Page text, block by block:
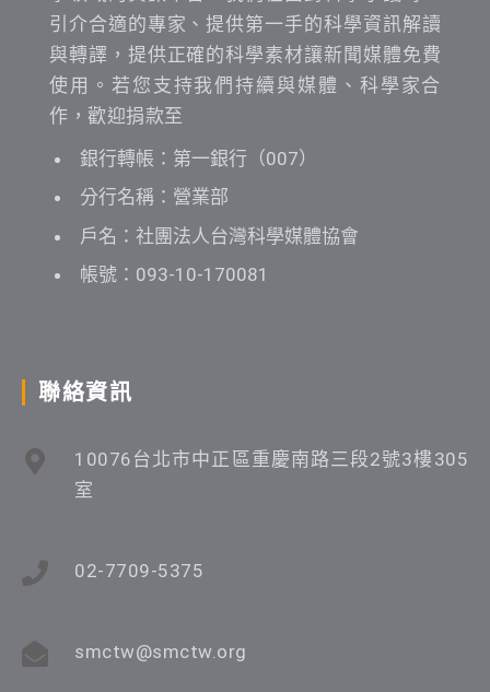
引介合適的專家、提供第一手的科學資訊解讀
與轉譯，提供正確的科學素材讓新聞媒體免費
使用。若您支持我們持續與媒體、科學家合
作，歡迎捐款至
銀行轉帳：第一銀行（007）
分行名稱：營業部
戶名：社團法人台灣科學媒體協會
帳號：093-10-170081
聯絡資訊
10076台北市中正區重慶南路三段2號3樓305
室
02-7709-5375
smctw@smctw.org